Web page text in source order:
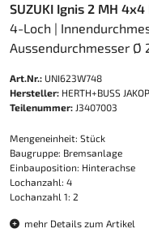
SUZUKI Ignis 2 MH
4-Loch |
Aussendurchmesser Ø
Art.Nr.: UNI623W748
Hersteller: HERTH+BUSS
Teilenummer: J3407003
Mengeneinheit: Stück
Baugruppe: Bremsanlage
Einbauposition: Hinterachse
Lochanzahl: 4
Lochanzahl 1: 2
mehr Details zum Artikel